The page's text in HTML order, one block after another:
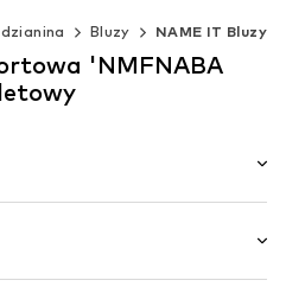
Bluzy NAME IT Bluzy
'NMFNABA